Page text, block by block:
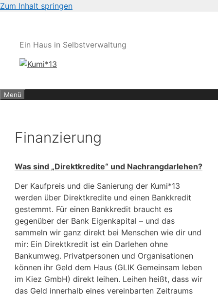
Zum Inhalt springen
Ein Haus in Selbstverwaltung
Menü
Finanzierung
Was sind „Direktkredite“ und Nachrangdarlehen?
Der Kaufpreis und die Sanierung der Kumi*13
werden über Direktkredite und einen Bankkredit
gestemmt. Für einen Bankkredit braucht es
gegenüber der Bank Eigenkapital – und das
sammeln wir ganz direkt bei Menschen wie dir und
mir: Ein Direktkredit ist ein Darlehen ohne
Bankumweg. Privatpersonen und Organisationen
können ihr Geld dem Haus (GLIK Gemeinsam leben
im Kiez GmbH) direkt leihen. Leihen heißt, dass wir
das Geld innerhalb eines vereinbarten Zeitraums